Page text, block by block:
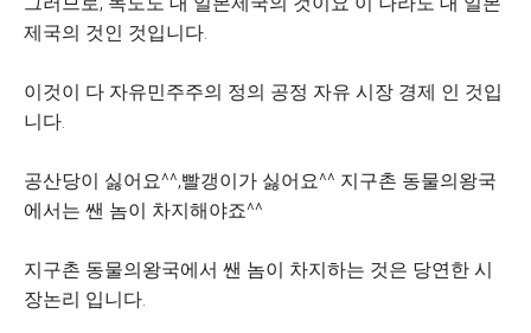
제국의 것인 것입니다.
이것이 다 자유민주주의 정의 공정 자유 시장 경제 인 것입
니다.
공산당이 싫어요^^,빨갱이가 싫어요^^ 지구촌 동물의왕국
에서는 쌘 놈이 차지해야죠^^
지구촌 동물의왕국에서 쌘 놈이 차지하는 것은 당연한 시
장논리 입니다.